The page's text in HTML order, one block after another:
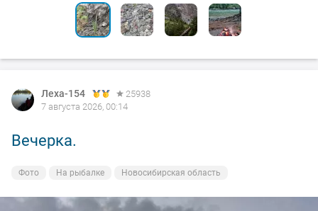
Леха-154
25938
7 августа 2026, 00:14
Вечерка.
Фото На рыбалке Новосибирская область